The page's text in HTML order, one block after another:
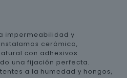
impermeabilidad y
cerámica,
con adhesivos
una fijación perfecta.
a la humedad y hongos,